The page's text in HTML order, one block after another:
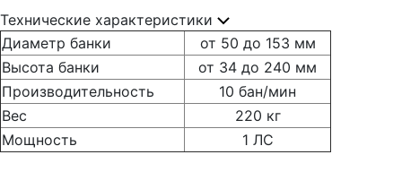
Технические характеристики
Диаметр банки
от 50 до 153 мм
Высота банки
от 34 до 240 мм
Производительность
10 бан/мин
Вес
220 кг
Мощность
1 ЛС